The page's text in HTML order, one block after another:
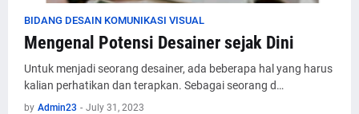
BIDANG DESAIN KOMUNIKASI VISUAL
Mengenal Potensi Desainer sejak Dini
Untuk menjadi seorang desainer, ada beberapa hal yang harus
kalian perhatikan dan terapkan. Sebagai seorang d…
by Admin23 - July 31, 2023